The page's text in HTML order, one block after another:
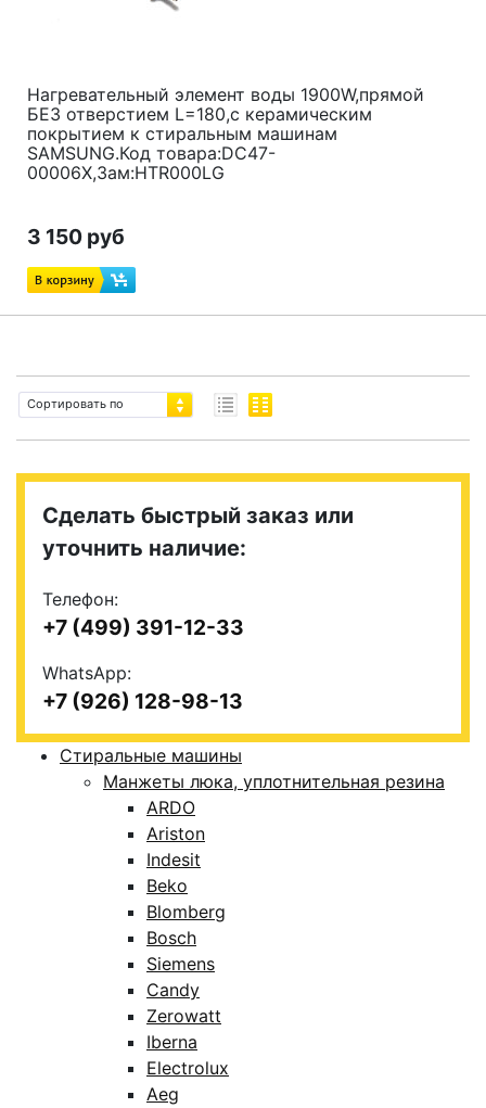
Нагревательный элемент воды 1900W,прямой
БЕЗ отверстием L=180,с керамическим
покрытием к стиральным машинам
SAMSUNG.Код товара:DC47-
00006X,Зам:HTR000LG
3 150 руб
Сортировать по
Сделать быстрый заказ или
уточнить наличие:
Телефон:
+7 (499) 391-12-33
WhatsApp:
+7 (926) 128-98-13
Стиральные машины
Манжеты люка, уплотнительная резина
ARDO
Ariston
Indesit
Beko
Blomberg
Bosch
Siemens
Candy
Zerowatt
Iberna
Electrolux
Aeg